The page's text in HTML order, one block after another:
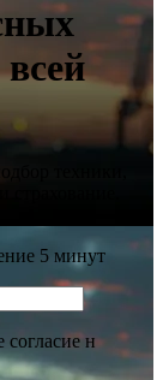
техники,
5 минут
согласие н